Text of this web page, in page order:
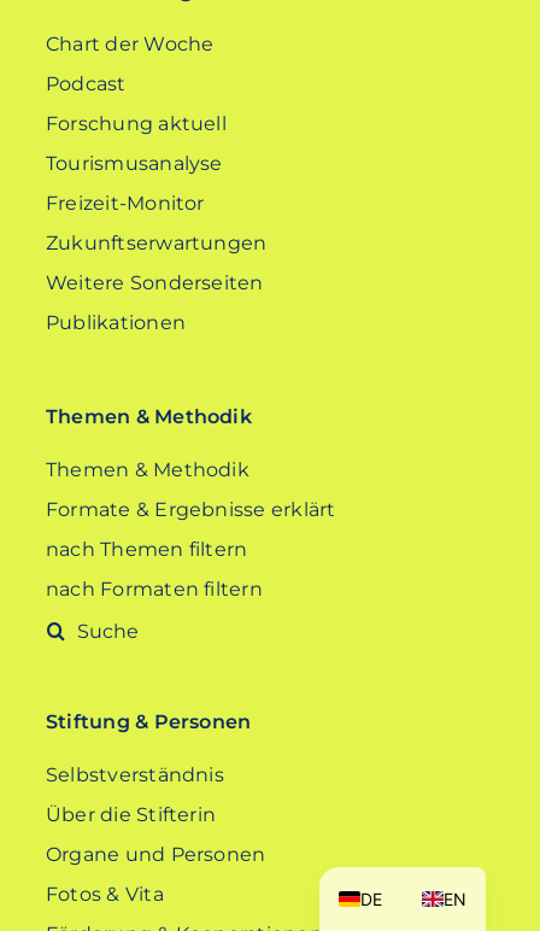
Chart der Woche
Podcast
Forschung aktuell
Tourismusanalyse
Freizeit-Monitor
Zukunftserwartungen
Weitere Sonderseiten
Publikationen
Themen & Methodik
Themen & Methodik
Formate & Ergebnisse erklärt
nach Themen filtern
nach Formaten filtern
Suche
Stiftung & Personen
Selbstverständnis
Über die Stifterin
Organe und Personen
Fotos & Vita
DE EN